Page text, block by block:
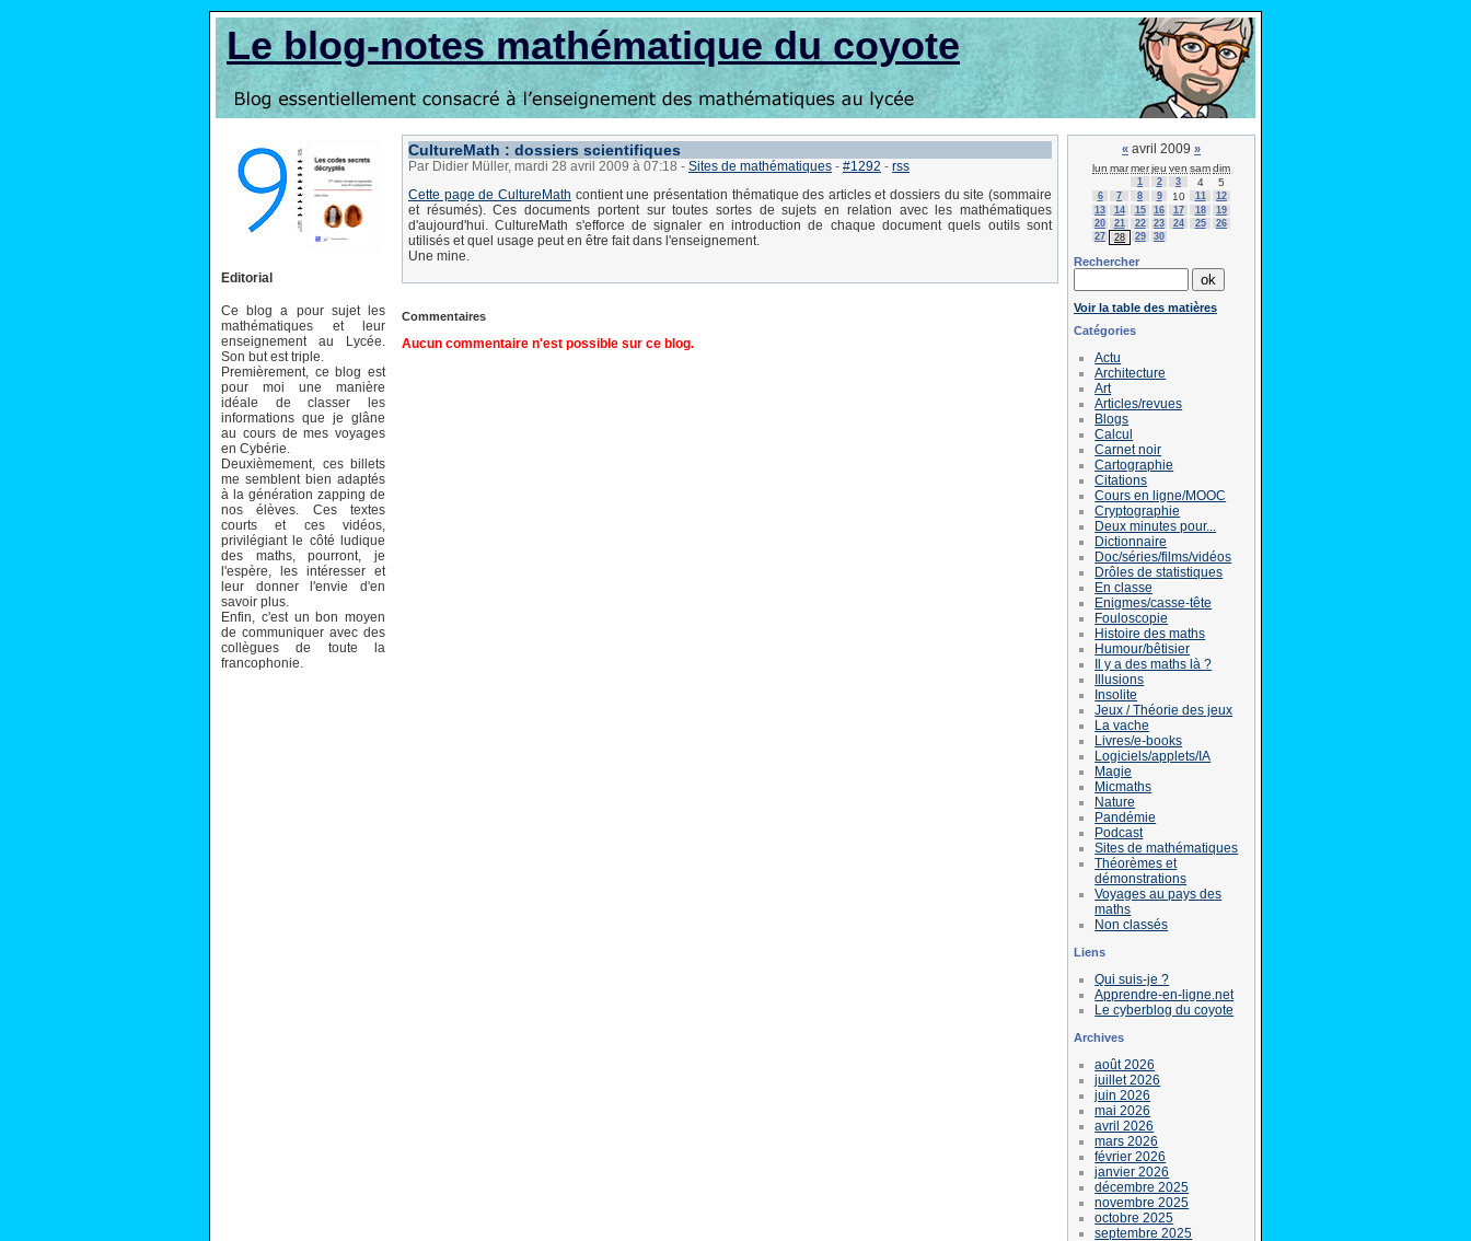
Le blog-notes mathématique du coyote
Editorial
Ce blog a pour sujet les
mathématiques et leur
enseignement au Lycée.
Son but est triple.
Premièrement, ce blog est
pour moi une manière
idéale de classer les
informations que je glâne
au cours de mes voyages
en Cybérie.
Deuxièmement, ces billets
me semblent bien adaptés
à la génération zapping de
nos élèves. Ces textes
courts et ces vidéos,
privilégiant le côté ludique
des maths, pourront, je
l'espère, les intéresser et
leur donner l'envie d'en
savoir plus.
Enfin, c'est un bon moyen
de communiquer avec des
collègues de toute la
francophonie.
CultureMath : dossiers scientifiques
Par Didier Müller, mardi 28 avril 2009 à 07:18 - Sites de mathématiques - #1292 - rss
Cette page de CultureMath contient une présentation thématique des articles et dossiers du site (sommaire
et résumés). Ces documents portent sur toutes sortes de sujets en relation avec les mathématiques
d'aujourd'hui. CultureMath s'efforce de signaler en introduction de chaque document quels outils sont
utilisés et quel usage peut en être fait dans l'enseignement.
Une mine.
Commentaires
Aucun commentaire n'est possible sur ce blog.
« avril 2009 »
lun marmerjeu ven samdim
1 2 3 4 5
6 7 8 9 10 11
12
13
14 15 16 17 18
19
20
21 22 23 24 25
26
27
28 29 30
Rechercher
Voir la table des matières
Catégories
Actu
Architecture
Art
Articles/revues
Blogs
Calcul
Carnet noir
Cartographie
Citations
Cours en ligne/MOOC
Cryptographie
Deux minutes pour...
Dictionnaire
Doc/séries/films/vidéos
Drôles de statistiques
En classe
Enigmes/casse-tête
Fouloscopie
Histoire des maths
Humour/bêtisier
Il y a des maths là ?
Illusions
Insolite
Jeux / Théorie des jeux
La vache
Livres/e-books
Logiciels/applets/IA
Magie
Micmaths
Nature
Pandémie
Podcast
Sites de mathématiques
Théorèmes et
démonstrations
Voyages au pays des
maths
Non classés
Liens
Qui suis-je ?
Apprendre-en-ligne.net
Le cyberblog du coyote
Archives
août 2026
juillet 2026
juin 2026
mai 2026
avril 2026
mars 2026
février 2026
janvier 2026
décembre 2025
novembre 2025
octobre 2025
septembre 2025